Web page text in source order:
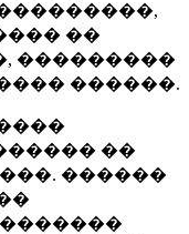
��
���������
������.
��
������